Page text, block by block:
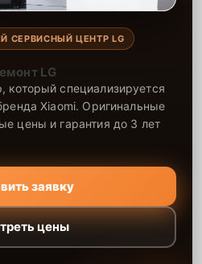
СЕРВИСНЫЙ ЦЕНТР LG
LG
специализируется
Xiaomi. Оригинальные
цены и гарантия до 3 лет
заявку
цены